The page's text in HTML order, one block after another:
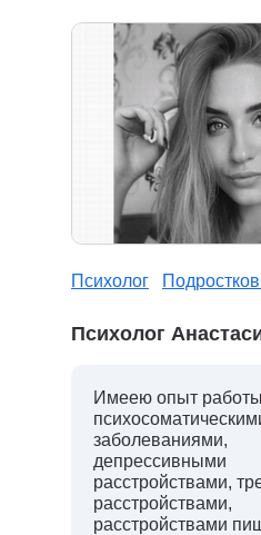
Психолог
Психолог
Имеею опыт
заболеваниями,
депрессивными
расстройствами,
расстройствами,
расстройствами